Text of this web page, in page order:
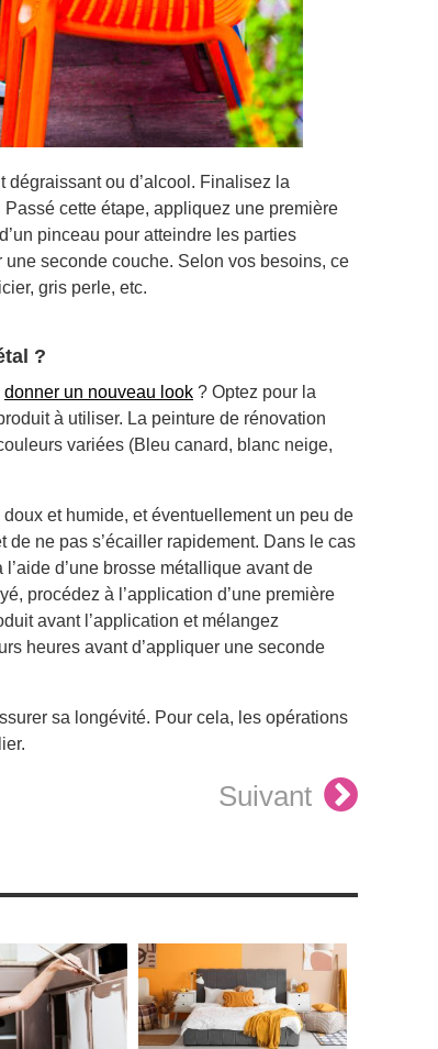
ou d’alcool. Finalisez la
cette étape, appliquez une première
pinceau pour atteindre les parties
seconde couche. Selon vos besoins, ce
gris perle, etc.
?
donner un nouveau look ? Optez pour la
à utiliser. La peinture de rénovation
variées (Bleu canard, blanc neige,
et humide, et éventuellement un peu de
ne pas s’écailler rapidement. Dans le cas
d’une brosse métallique avant de
procédez à l’application d’une première
avant l’application et mélangez
heures avant d’appliquer une seconde
sa longévité. Pour cela, les opérations
Suivant